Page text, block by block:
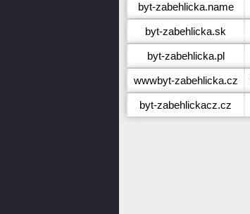
byt-zabehlicka.name
byt-zabehlicka.sk
byt-zabehlicka.pl
wwwbyt-zabehlicka.cz
byt-zabehlickacz.cz